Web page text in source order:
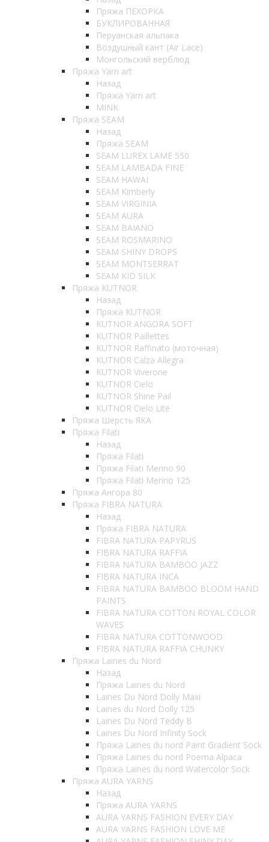
Пряжа ПЕХОРКА
БУКЛИРОВАННАЯ
Перуанская альпака
Воздушный кант (Air Lace)
Монгольский верблюд
Пряжа Yarn art
Назад
Пряжа Yarn art
MINK
Пряжа SEAM
Назад
Пряжа SEAM
SEAM LUREX LAME 550
SEAM LAMBADA FINE
SEAM HAWAI
SEAM Kimberly
SEAM VIRGINIA
SEAM AURA
SEAM BAIANO
SEAM ROSMARINO
SEAM SHINY DROPS
SEAM MONTSERRAT
SEAM KID SILK
Пряжа KUTNOR
Назад
Пряжа KUTNOR
KUTNOR ANGORA SOFT
KUTNOR Paillettes
KUTNOR Raffinato (моточная)
KUTNOR Calza Allegra
KUTNOR Viverone
KUTNOR Cielo
KUTNOR Shine Pail
KUTNOR Cielo Lite
Пряжа Шерсть ЯКА
Пряжа Filati
Назад
Пряжа Filati
Пряжа Filati Merino 90
Пряжа Filati Merino 125
Пряжа Ангора 80
Пряжа FIBRA NATURA
Назад
Пряжа FIBRA NATURA
FIBRA NATURA PAPYRUS
FIBRA NATURA RAFFIA
FIBRA NATURA BAMBOO JAZZ
FIBRA NATURA INCA
FIBRA NATURA BAMBOO BLOOM HAND
PAINTS
FIBRA NATURA COTTON ROYAL COLOR
WAVES
FIBRA NATURA COTTONWOOD
FIBRA NATURA RAFFIA CHUNKY
Пряжа Laines du Nord
Назад
Пряжа Laines du Nord
Laines Du Nord Dolly Maxi
Laines du Nord Dolly 125
Laines Du Nord Teddy B
Laines Du Nord Infinity Sock
Пряжа Laines du nord Paint Gradient Sock
Пряжа Laines du nord Poema Alpaca
Пряжа Laines du nord Watercolor Sock
Пряжа AURA YARNS
Назад
Пряжа AURA YARNS
AURA YARNS FASHION EVERY DAY
AURA YARNS FASHION LOVE ME